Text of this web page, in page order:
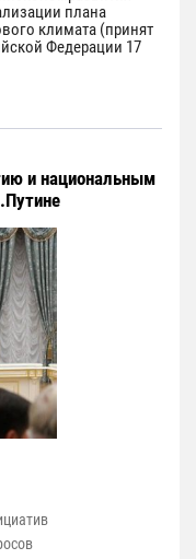
плана
климата (принят
Федерации 17
и национальным